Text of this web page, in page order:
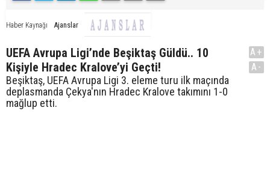
Haber Kaynağı Ajanslar
UEFA Avrupa Ligi’nde Beşiktaş Güldü.. 10
Kişiyle Hradec Kralove’yi Geçti!
Beşiktaş, UEFA Avrupa Ligi 3. eleme turu ilk maçında
deplasmanda Çekya'nın Hradec Kralove takımını 1-0
mağlup etti.
A+
A-